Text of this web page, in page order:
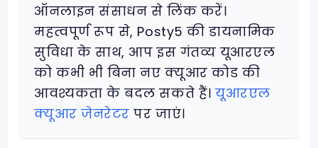
ऑनलाइन संसाधन से लिंक करें।
महत्वपूर्ण रूप से, Posty5 की डायनामिक
सुविधा के साथ, आप इस गंतव्य यूआरएल
को कभी भी बिना नए क्यूआर कोड की
आवश्यकता के बदल सकते हैं।यूआरएल
क्यूआर जेनरेटर पर जाएं।